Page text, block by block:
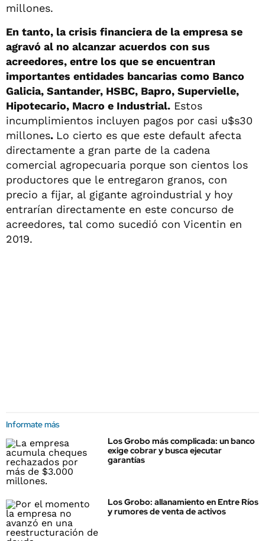
millones.
En tanto, la crisis financiera de la empresa se
agravó al no alcanzar acuerdos con sus
acreedores, entre los que se encuentran
importantes entidades bancarias como Banco
Galicia, Santander, HSBC, Bapro, Supervielle,
Hipotecario, Macro e Industrial. Estos
incumplimientos incluyen pagos por casi u$s30
millones. Lo cierto es que este default afecta
directamente a gran parte de la cadena
comercial agropecuaria porque son cientos los
productores que le entregaron granos, con
precio a fijar, al gigante agroindustrial y hoy
entrarían directamente en este concurso de
acreedores, tal como sucedió con Vicentin en
2019.
Informate más
Los Grobo más complicada: un banco
exige cobrar y busca ejecutar
garantías
Los Grobo: allanamiento en Entre Ríos
y rumores de venta de activos